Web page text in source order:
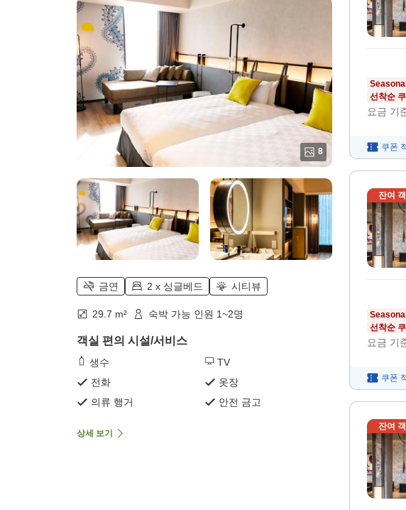
8
금연 2 x 싱글베드 시티뷰
29.7 m² 숙박 가능 인원 1~2명
객실 편의 시설/서비스
생수
TV
전화
옷장
의류 행거
안전 금고
상세 보기
선착순
요금 기
쿠폰
잔여
선착순
요금 기
쿠폰
잔여